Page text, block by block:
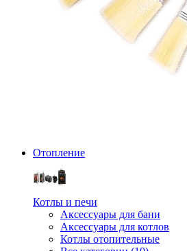
Отопление
Котлы и печи
Аксессуары для бани
Аксессуары для котлов
Котлы отопительные